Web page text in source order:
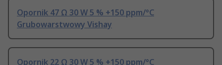
Opornik 47 Ω 30 W 5 % +150 ppm/°C
Grubowarstwowy Vishay
Opornik 22 Ω 30 W 5 % +150 ppm/°C